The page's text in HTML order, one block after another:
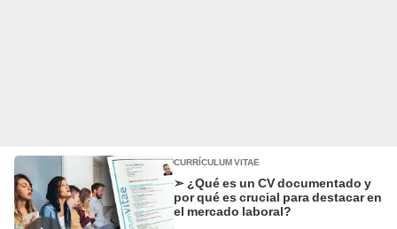
CURRÍCULUM VITAE
➣ ¿Qué es un CV documentado y
por qué es crucial para destacar en
el mercado laboral?